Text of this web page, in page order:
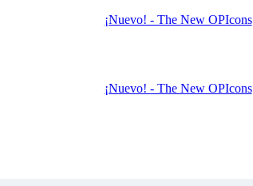
¡Nuevo! - The New OPIcons
¡Nuevo! - The New OPIcons